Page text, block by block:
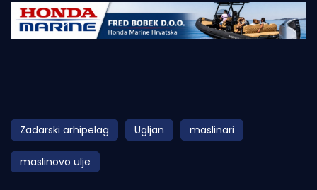
Početna
Obala
Otoci
Turizam i nautika
Zadarski arhipelag Ugljan maslinari
maslinovo ulje